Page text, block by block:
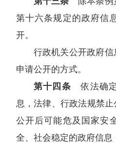
第十六条规定的政府信
开。
行政机关公开政府
申请公开的方式。
第十四条 依法确
息，法律、行政法规禁
公开后可能危及国家安
全、社会稳定的政府信息